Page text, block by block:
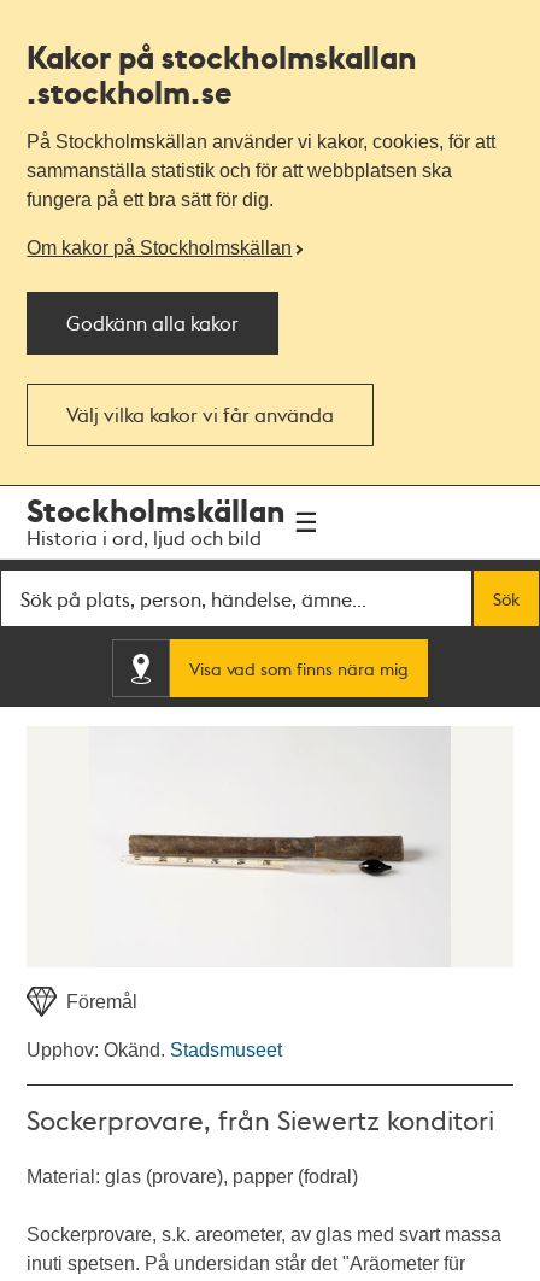
Kakor på stockholmskallan
.stockholm.se
På Stockholmskällan använder vi kakor, cookies, för att
sammanställa statistik och för att webbplatsen ska
fungera på ett bra sätt för dig.
Om kakor på Stockholmskällan
Godkänn alla kakor
Välj vilka kakor vi får använda
navigationen
huvudinnehållet
Stockholmskällan
Historia i ord, ljud och bild
Sök
Visa vad som finns nära mig
Föremål
Upphov: Okänd. Stadsmuseet
Sockerprovare, från Siewertz konditori
Material: glas (provare), papper (fodral)
Sockerprovare, s.k. areometer, av glas med svart massa
inuti spetsen. På undersidan står det "Aräometer für